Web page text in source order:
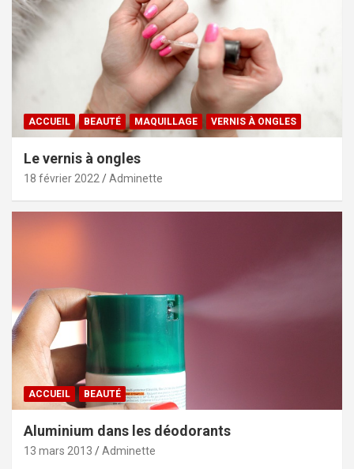
ACCUEIL BEAUTÉ MAQUILLAGE VERNIS À ONGLES
Le vernis à ongles
18 février 2022 Adminette
ACCUEIL BEAUTÉ
Aluminium dans les déodorants
13 mars 2013 Adminette